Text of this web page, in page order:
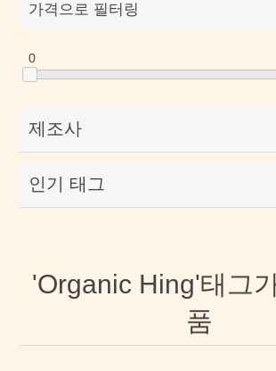
가격으로 필터링
0
제조사
인기 태그
'Organic Hing'태그
품